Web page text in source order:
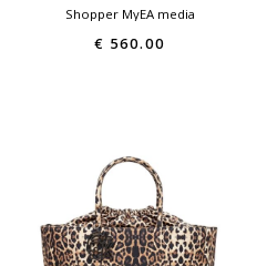
Shopper MyEA media
€ 560.00